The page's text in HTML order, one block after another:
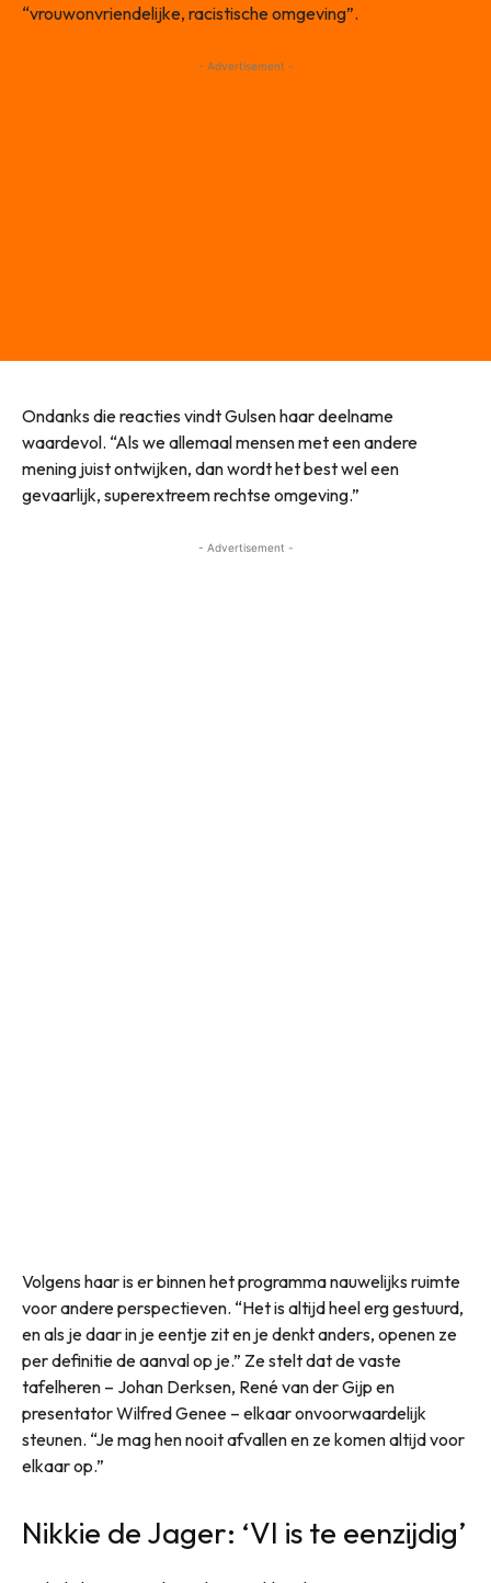
“vrouwonvriendelijke, racistische omgeving”.
- Advertisement -
Ondanks die reacties vindt Gulsen haar deelname
waardevol. “Als we allemaal mensen met een andere
mening juist ontwijken, dan wordt het best wel een
gevaarlijk, superextreem rechtse omgeving.”
- Advertisement -
Volgens haar is er binnen het programma nauwelijks ruimte
voor andere perspectieven. “Het is altijd heel erg gestuurd,
en als je daar in je eentje zit en je denkt anders, openen ze
per definitie de aanval op je.” Ze stelt dat de vaste
tafelheren – Johan Derksen, René van der Gijp en
presentator Wilfred Genee – elkaar onvoorwaardelijk
steunen. “Je mag hen nooit afvallen en ze komen altijd voor
elkaar op.”
Nikkie de Jager: ‘VI is te eenzijdig’